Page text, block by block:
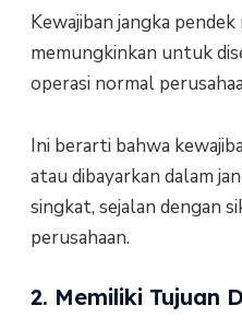
Kewajiban jangka
memungkinkan untuk
operasi normal
Ini berarti bahwa
atau dibayarkan dalam
singkat, sejalan dengan
perusahaan.
2. Memiliki Tujuan